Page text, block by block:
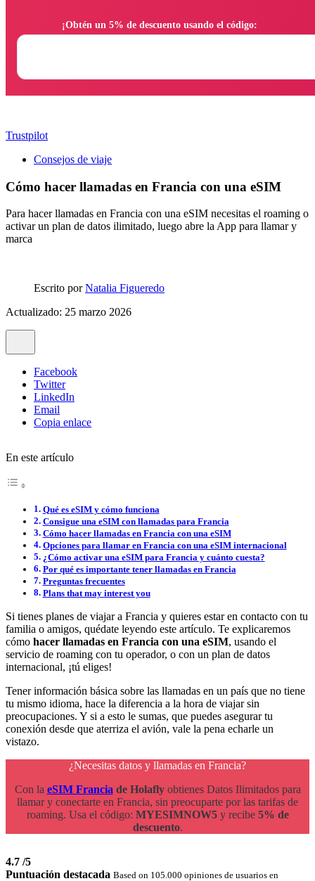
Trustpilot
Consejos de viaje
Cómo hacer llamadas en Francia con una eSIM
Para hacer llamadas en Francia con una eSIM necesitas el roaming o
activar un plan de datos ilimitado, luego abre la App para llamar y
marca
Escrito porNatalia Figueredo
Actualizado: 25 marzo 2026
Facebook
Twitter
LinkedIn
Email
Copia enlace
En este artículo
Qué es eSIM y cómo funciona
Consigue una eSIM con llamadas para Francia
Cómo hacer llamadas en Francia con una eSIM
Opciones para llamar en Francia con una eSIM internacional
¿Cómo activar una eSIM para Francia y cuánto cuesta?
Por qué es importante tener llamadas en Francia
Preguntas frecuentes
Plans that may interest you
Si tienes planes de viajar a Francia y quieres estar en contacto con tu
familia o amigos, quédate leyendo este artículo. Te explicaremos
cómo hacer llamadas en Francia con una eSIM, usando el
servicio de roaming con tu operador, o con un plan de datos
internacional, ¡tú eliges!
Tener información básica sobre las llamadas en un país que no tiene
tu mismo idioma, hace la diferencia a la hora de viajar sin
preocupaciones. Y si a esto le sumas, que puedes asegurar tu
conexión desde que aterriza el avión, vale la pena echarle un
vistazo.
¿Necesitas datos y llamadas en Francia?
Con la eSIM Franciade Holaflyobtienes Datos Ilimitados para
llamar y conectarte en Francia, sin preocuparte por las tarifas de
roaming. Usa el código: MYESIMNOW5y recibe 5% de
descuento.
4.7 /5
Puntuación destacada Based on 105.000 opiniones de usuarios en